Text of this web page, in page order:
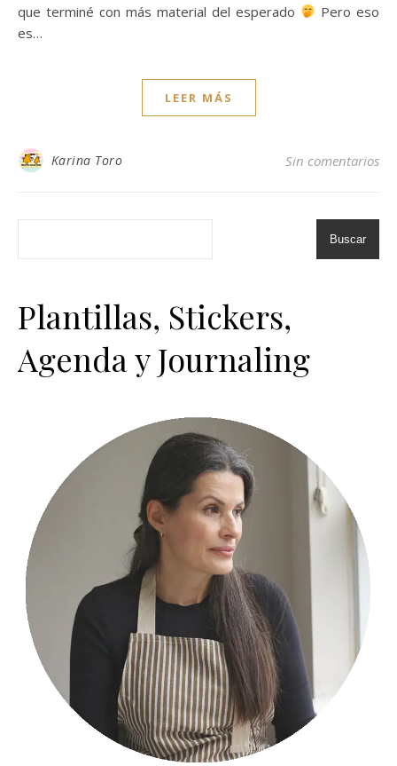
que terminé con más material del esperado
Pero eso
es…
LEER MÁS
Karina Toro Sin comentarios
Buscar
Plantillas, Stickers,
Agenda y Journaling